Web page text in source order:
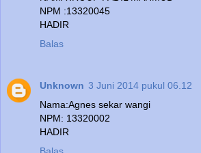
NPM :13320045
HADIR
Balas
Unknown 3 Juni 2014 pukul 06.12
Nama:Agnes sekar wangi
NPM: 13320002
HADIR